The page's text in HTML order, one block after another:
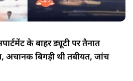
के बाहर ड्यूटी पर तैनात
अचानक बिगड़ी थी तबीयत, जांच